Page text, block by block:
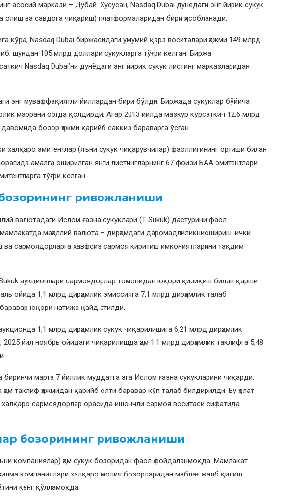
асосий маркази – Дубай. Хусусан, Nasdaq Dubai дунёдаги энг йирик сукук
олиш ва савдога чиқариш) платформаларидан бири ҳисобланади.
кўра, Nasdaq Dubai биржасидаги умумий қарз воситалари ҳажми 149 млрд
шундан 105 млрд доллари сукукларга тўғри келган. Биржа
Nasdaq Dubai’ни дунёдаги энг йирик сукук листинг марказларидан
энг муваффақиятли йиллардан бири бўлди. Биржада сукуклар бўйича
маррани ортда қолдирди. Агар 2013 йилда мазкур кўрсаткич 12,6 млрд
бозор ҳажми қарийб саккиз бараварга ўсган.
халқаро эмитентлар (яъни сукук чиқарувчилар) фаоллигининг ортиши билан
амалга оширилган янги листингларнинг 67 фоизи БАА эмитентлари
тўғри келган.
ривожланиши
валютадаги Ислом ғазна сукуклари (T-Sukuk) дастурини фаол
маҳаллий валюта – дирҳамдаги даромадлиликниошириш, ички
сармоядорларга хавфсиз сармоя киритиш имкониятларини тақдим
аукционлари сармоядорлар томонидан юқори қизиқиш билан қарши
ойида 1,1 млрд дирҳамлик эмиссияга 7,1 млрд дирҳамлик талаб
юқори натижа қайд этилди.
1,1 млрд дирҳамлик сукук чиқарилишига 6,21 млрд дирҳамлик
йил ноябрь ойидаги чиқарилишда ҳам 1,1 млрд дирҳамлик таклифга 5,48
марта 7 йиллик муддатга эга Ислом ғазна сукукларини чиқарди.
таклиф ҳажмидан қарийб олти баравар кўп талаб билдирилди. Бу ҳолат
халқаро сармоядорлар орасида ишончли сармоя воситаси сифатида
бозорининг ривожланиши
компаниялар) ҳам сукук бозоридан фаол фойдаланмоқда. Мамлакат
компаниялари халқаро молия бозорларидан маблағ жалб қилиш
кенг қўлламоқда.